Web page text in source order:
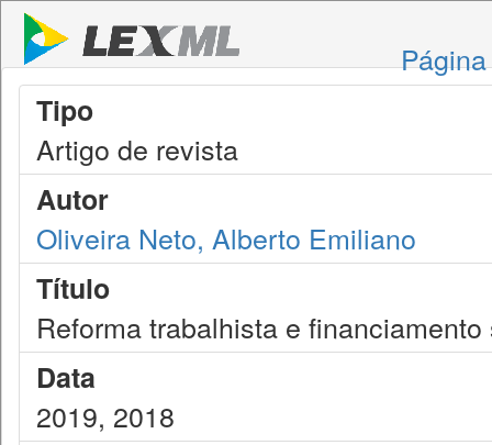
Tipo
Artigo de revista
Autor
Oliveira Neto, Alberto Emiliano
Título
Reforma trabalhista e
Data
2019, 2018